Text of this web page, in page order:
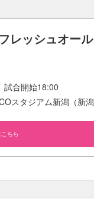
レッシュオー
試合開始18:00
スタジアム新潟（新潟
ちら